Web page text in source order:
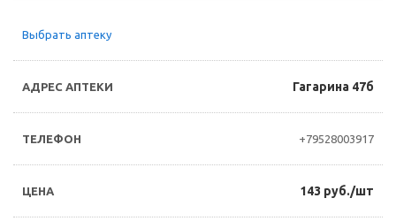
Выбрать аптеку
Гагарина 47б
+79528003917
143 руб./шт